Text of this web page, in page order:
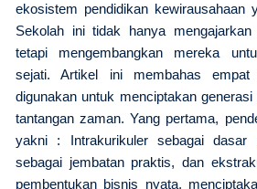
ekosistem pendidikan kewirausahaan
Sekolah ini tidak hanya
tetapi mengembangkan mereka
sejati. Artikel ini membahas
digunakan untuk menciptakan
tantangan zaman. Yang pertama,
yakni : Intrakurikuler sebagai dasar
sebagai jembatan praktis, dan
pembentukan bisnis nyata,